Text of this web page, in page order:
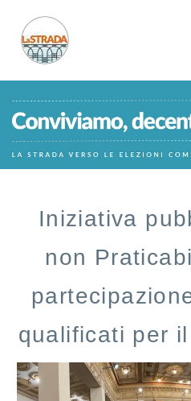
Iniziativa
non
qualificati per